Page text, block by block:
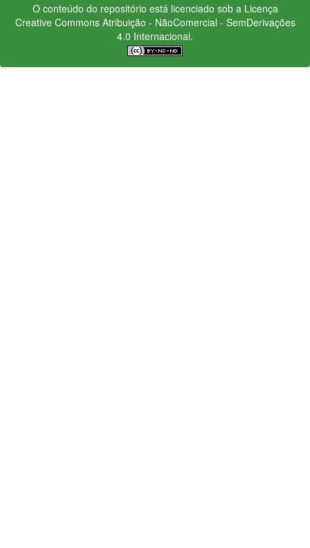
O conteúdo do repositório está licenciado sob a Licença
Creative CommonsAtribuição - NãoComercial - SemDerivações
4.0 Internacional.